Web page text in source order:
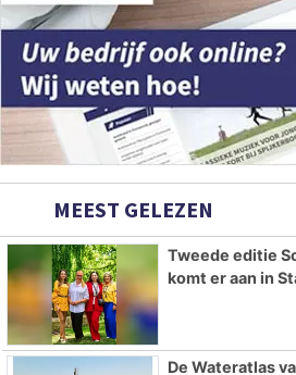
MEEST GELEZEN
Tweede editie
komt er aan in
De Wateratlas